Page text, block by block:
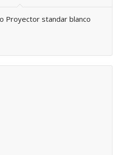
Proyector standar blanco